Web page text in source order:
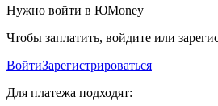
Нужно войти в ЮMoney
Чтобы заплатить, войдите или
ВойтиЗарегистрироваться
Для платежа подходят: